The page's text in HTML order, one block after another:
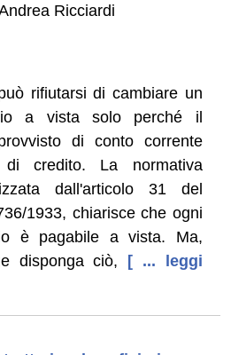
Ricciardi
rifiutarsi di cambiare un
a vista solo perché il
di conto corrente
di credito. La normativa
dall'articolo 31 del
1933, chiarisce che ogni
è pagabile a vista. Ma,
disponga ciò,
[ ... leggi